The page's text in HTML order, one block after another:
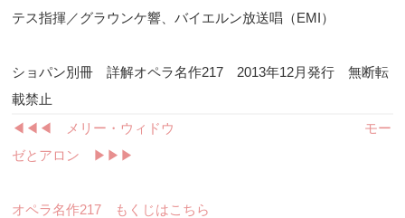
テス指揮／グラウンケ響、バイエルン放送唱（EMI）
ショパン別冊 詳解オペラ名作217 2013年12月発行 無断転
載禁止
◀︎◀︎◀︎ メリー・ウィドウ
モー
ゼとアロン ▶︎▶︎▶︎
オペラ名作217 もくじはこちら